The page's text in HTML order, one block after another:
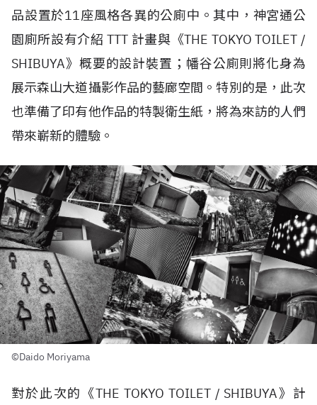
品設置於11座風格各異的公廁中。其中，神宮通公
園廁所設有介紹 TTT 計畫與《THE TOKYO TOILET /
SHIBUYA》概要的設計裝置；幡谷公廁則將化身為
展示森山大道攝影作品的藝廊空間。特別的是，此次
也準備了印有他作品的特製衛生紙，將為來訪的人們
帶來嶄新的體驗。
©️Daido Moriyama
對於此次的《THE TOKYO TOILET / SHIBUYA》計